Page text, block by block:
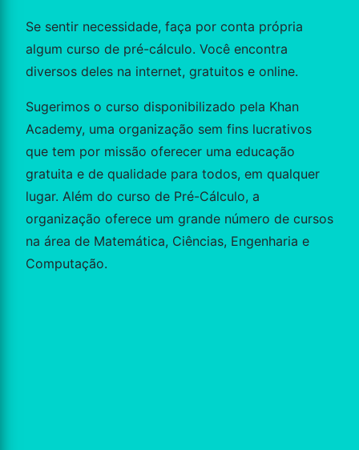
Se sentir necessidade, faça por conta própria
algum curso de pré-cálculo. Você encontra
diversos deles na internet, gratuitos e online.
Sugerimos o curso disponibilizado pela Khan
Academy, uma organização sem fins lucrativos
que tem por missão oferecer uma educação
gratuita e de qualidade para todos, em qualquer
lugar. Além do curso de Pré-Cálculo, a
organização oferece um grande número de cursos
na área de Matemática, Ciências, Engenharia e
Computação.